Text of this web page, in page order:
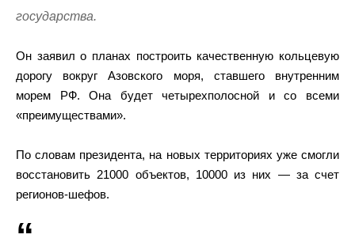
государства.
Он заявил о планах построить качественную кольцевую
дорогу вокруг Азовского моря, ставшего внутренним
морем РФ. Она будет четырехполосной и со всеми
«преимуществами».
По словам президента, на новых территориях уже смогли
восстановить 21000 объектов, 10000 из них — за счет
регионов-шефов.